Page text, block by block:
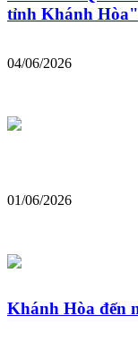
tỉnh Khánh Hòa"
04/06/2026
01/06/2026
Khánh Hòa đến